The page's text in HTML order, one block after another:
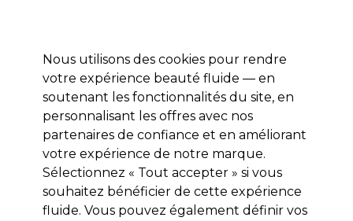
Se connecter
Marques Bons plans Coiffure Electro et Matériel
Livraison et délais
lire la suite
Schwarzkopf Professional
Schwarzkopf Professional Bonacure
Nous utilisons des cookies pour rendre
votre expérience beauté fluide — en
soutenant les fonctionnalités du site, en
personnalisant les offres avec nos
partenaires de confiance et en améliorant
votre expérience de notre marque.
Sélectionnez « Tout accepter » si vous
souhaitez bénéficier de cette expérience
fluide. Vous pouvez également définir vos